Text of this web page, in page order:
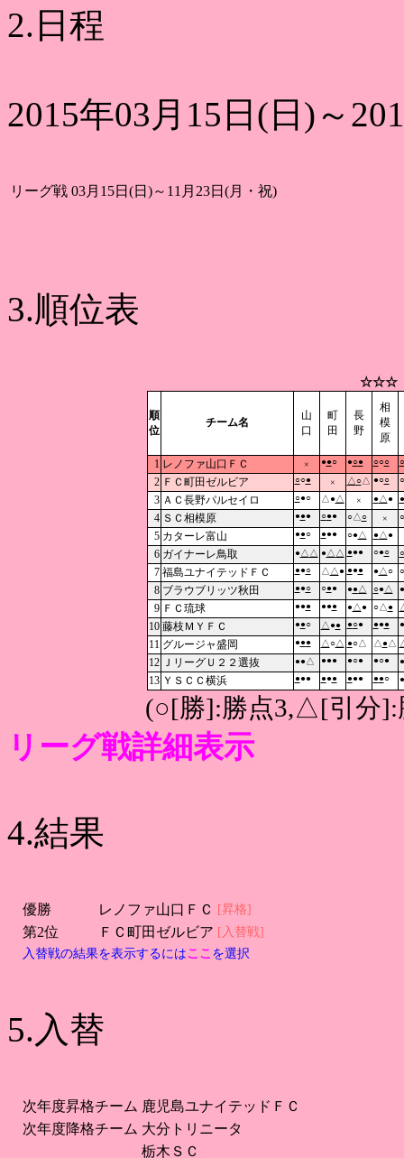
2.日程
2015年03月15日(日)～
リーグ戦 03月15日(日)～11月23日(月・祝)
3.順位表
☆☆☆
順
位
チーム名
山
口
町
田
長
野
相
模
原
1 レノファ山口ＦＣ × ●●○ ●○● ○○○ ○
2 ＦＣ町田ゼルビア ○○● × △○△ ●○○ ○
3 ＡＣ長野パルセイロ ○●○ △●△ × ●△ ● ●
4 ＳＣ相模原 ●●● ○●● ○△ ○ ×
5 カターレ富山 ●●○ ●●● ○●△ ●△ ●
6 ガイナーレ鳥取 ● △ △ ● △ △ ●●● ○●○ ○
7 福島ユナイテッドＦＣ ●●○ △ △ ● ●●● ●△○ ○
8 ブラウブリッツ秋田 ●●○ ○●● ●● △ ○● △ ●
9 ＦＣ琉球 ●●● ●●● ●△ ● ○△ ●
10 藤枝ＭＹＦＣ ●●○ △ ●● ●○● ●●● ●
11 グルージャ盛岡 ●●● △○△ ●○△ △ ●△
12 ＪリーグＵ２２選抜 ●●△ ●●● ●○● ●○●
13 ＹＳＣＣ横浜 ●●● ●●● ●●● ●●○
(○[勝]:勝点3,△[引分]:
リーグ戦詳細表示
4.結果
優勝 レノファ山口ＦＣ [昇格]
第2位 ＦＣ町田ゼルビア [入替戦]
入替戦の結果を表示するにはここ を選択
5.入替
次年度昇格チーム 鹿児島ユナイテッドＦＣ
次年度降格チーム 大分トリニータ
栃木ＳＣ